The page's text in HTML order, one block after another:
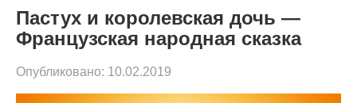
с
к
Пастух и королевская дочь —
Французская народная сказка
Опубликовано: 10.02.2019